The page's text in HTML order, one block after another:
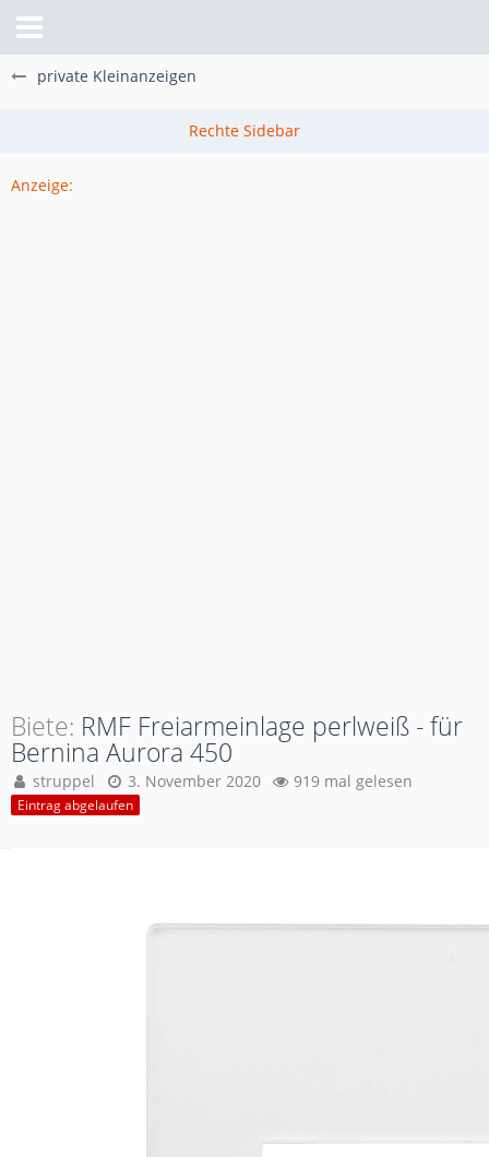
private Kleinanzeigen
Anzeige:
Biete RMF Freiarmeinlage perlweiß - für
Bernina Aurora 450
struppel 3. November 2020 919 mal gelesen
Eintrag abgelaufen